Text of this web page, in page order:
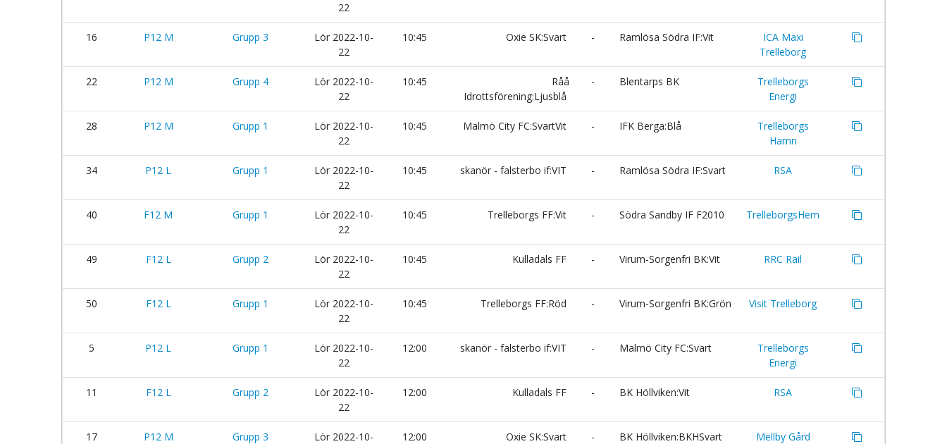
22
16 P12 M Grupp 3
Lör 2022-10-
22
10:45 Oxie SK:Svart - Ramlösa Södra IF:Vit
ICA Maxi
Trelleborg
22 P12 M Grupp 4
Lör 2022-10-
22
10:45
Råå
Idrottsförening:Ljusblå
- Blentarps BK
Trelleborgs
Energi
28 P12 M Grupp 1
Lör 2022-10-
22
10:45 Malmö City FC:SvartVit - IFK Berga:Blå
Trelleborgs
Hamn
34 P12 L Grupp 1
Lör 2022-10-
22
10:45 skanör - falsterbo if:VIT - Ramlösa Södra IF:Svart RSA
40 F12 M Grupp 1
Lör 2022-10-
22
10:45 Trelleborgs FF:Vit - Södra Sandby IF F2010 TrelleborgsHem
49 F12 L Grupp 2
Lör 2022-10-
22
10:45 Kulladals FF - Virum-Sorgenfri BK:Vit RRC Rail
50 F12 L Grupp 1
Lör 2022-10-
22
10:45 Trelleborgs FF:Röd - Virum-Sorgenfri BK:Grön Visit Trelleborg
5 P12 L Grupp 1
Lör 2022-10-
22
12:00 skanör - falsterbo if:VIT - Malmö City FC:Svart
Trelleborgs
Energi
11 F12 L Grupp 2
Lör 2022-10-
22
12:00 Kulladals FF - BK Höllviken:Vit RSA
17 P12 M Grupp 3
Lör 2022-10-
12:00 Oxie SK:Svart - BK Höllviken:BKHSvart Mellby Gård